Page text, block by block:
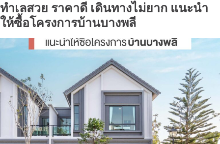
ทำเลสวย ราคาดี เดินทางไม่ยาก แนะนำ
ให้ซื้อโครงการบ้านบางพลี